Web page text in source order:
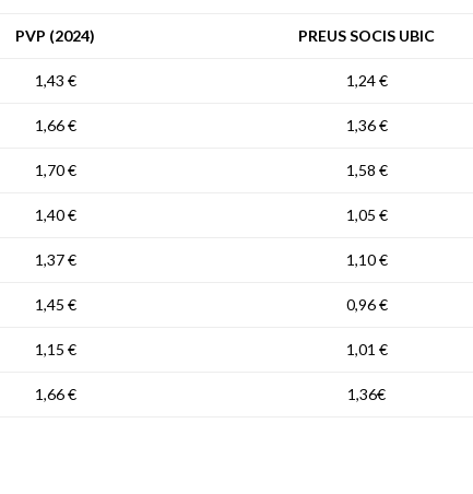
PVP (2024) PREUS SOCIS UBIC
1,43 € 1,24 €
1,66 € 1,36 €
1,70 € 1,58 €
1,40 € 1,05 €
1,37 € 1,10 €
1,45 € 0,96 €
1,15 € 1,01 €
1,66 € 1,36€